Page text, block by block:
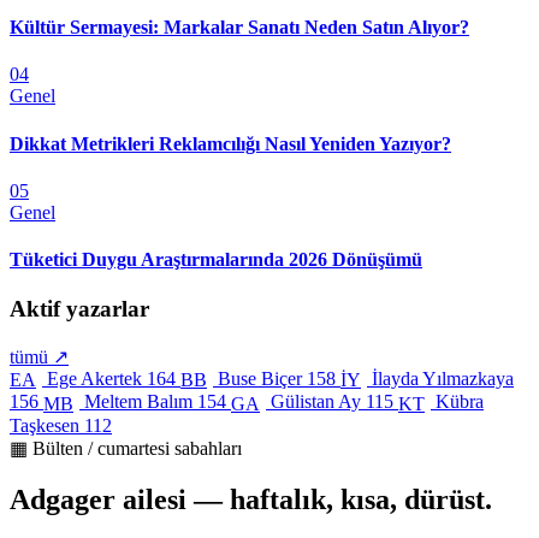
Kültür Sermayesi: Markalar Sanatı Neden Satın Alıyor?
04
Genel
Dikkat Metrikleri Reklamcılığı Nasıl Yeniden Yazıyor?
05
Genel
Tüketici Duygu Araştırmalarında 2026 Dönüşümü
Aktif yazarlar
tümü ↗
EA Ege Akertek 164 BB Buse Biçer 158 İY İlayda Yılmazkaya
156 MB Meltem Balım 154 GA Gülistan Ay 115 KT Kübra
Taşkesen 112
▦ Bülten / cumartesi sabahları
Adgager ailesi — haftalık, kısa, dürüst.